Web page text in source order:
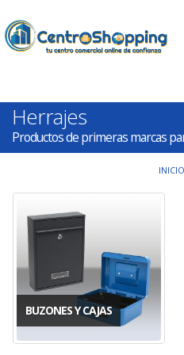
Herrajes
Productos de primeras marcas
INICIO
BUZONES Y CAJAS